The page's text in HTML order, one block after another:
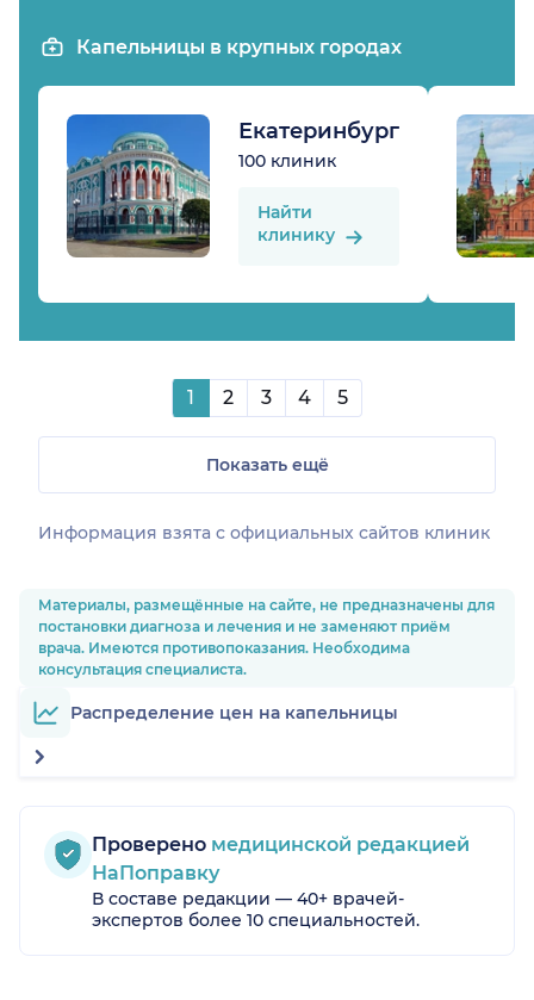
Капельницы в крупных городах
Екатеринбург
100 клиник
Найти
клинику
1 2 3 4 5
Показать ещё
Информация взята c официальных сайтов клиник
Материалы, размещённые на сайте, не предназначены для
постановки диагноза и лечения и не заменяют приём
врача. Имеются противопоказания. Необходима
консультация специалиста.
Распределение цен на капельницы
Проверено медицинской редакцией
НаПоправку
В составе редакции — 40+ врачей-
экспертов более 10 специальностей.